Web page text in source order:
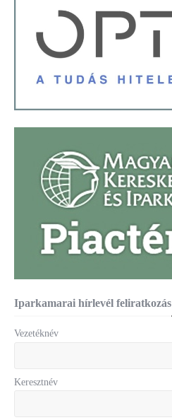
Iparkamarai hírlevél feliratkozás
Vezetéknév
Keresztnév